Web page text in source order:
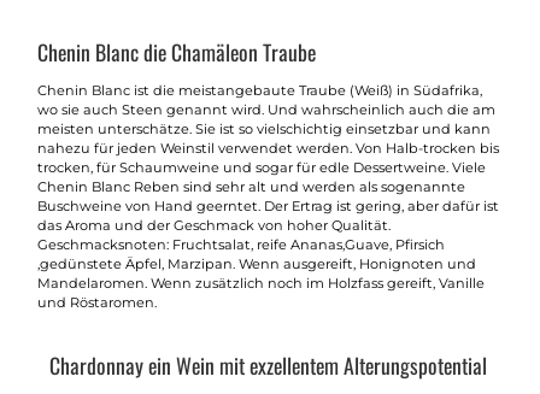
Chenin Blanc die Chamäleon Traube
Chenin Blanc ist die meistangebaute Traube (Weiß) in Südafrika,
wo sie auch Steen genannt wird. Und wahrscheinlich auch die am
meisten unterschätze. Sie ist so vielschichtig einsetzbar und kann
nahezu für jeden Weinstil verwendet werden. Von Halb-trocken bis
trocken, für Schaumweine und sogar für edle Dessertweine. Viele
Chenin Blanc Reben sind sehr alt und werden als sogenannte
Buschweine von Hand geerntet. Der Ertrag ist gering, aber dafür ist
das Aroma und der Geschmack von hoher Qualität.
Geschmacksnoten: Fruchtsalat, reife Ananas,Guave, Pfirsich
,gedünstete Äpfel, Marzipan. Wenn ausgereift, Honignoten und
Mandelaromen. Wenn zusätzlich noch im Holzfass gereift, Vanille
und Röstaromen.
Chardonnay ein Wein mit exzellentem Alterungspotential